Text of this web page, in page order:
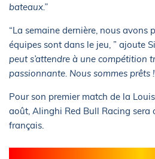
bateaux.”
“La semaine dernière, nous avons
équipes sont dans le jeu, ” ajoute
peut s’attendre à une compétition
passionnante. Nous sommes prêts
Pour son premier match de la
août, Alinghi Red Bull Racing sera
français.